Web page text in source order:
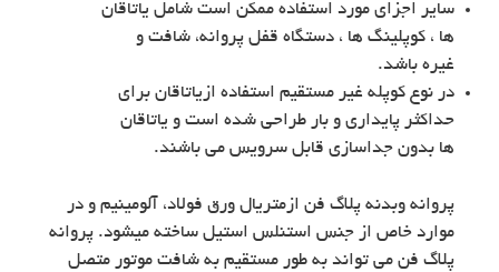
سایر اجزای مورد استفاده ممکن است شامل یاتاقان
ها ، کوپلینگ ها ، دستگاه قفل پروانه، شافت و
غیره باشد.
در نوع کوپله غیر مستقیم استفاده ازیاتاقان برای
حداکثر پایداری و بار طراحی شده است و یاتاقان
ها بدون جداسازی قابل سرویس می باشند.
پروانه وبدنه پلاگ فن ازمتریال ورق فولاد، آلومینیم و در
موارد خاص از جنس استنلس استیل ساخته میشود. پروانه
پلاگ فن می تواند به طور مستقیم به شافت موتور متصل